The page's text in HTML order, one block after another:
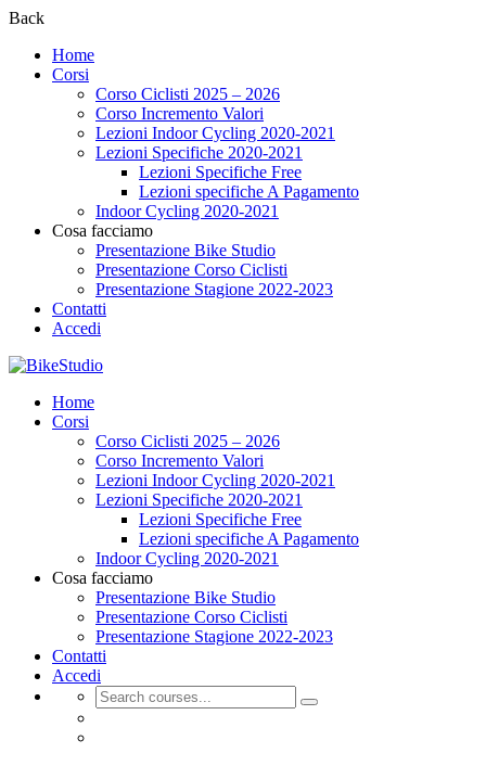
Back
Home
Corsi
Corso Ciclisti 2025 – 2026
Corso Incremento Valori
Lezioni Indoor Cycling 2020-2021
Lezioni Specifiche 2020-2021
Lezioni Specifiche Free
Lezioni specifiche A Pagamento
Indoor Cycling 2020-2021
Cosa facciamo
Presentazione Bike Studio
Presentazione Corso Ciclisti
Presentazione Stagione 2022-2023
Contatti
Accedi
Home
Corsi
Corso Ciclisti 2025 – 2026
Corso Incremento Valori
Lezioni Indoor Cycling 2020-2021
Lezioni Specifiche 2020-2021
Lezioni Specifiche Free
Lezioni specifiche A Pagamento
Indoor Cycling 2020-2021
Cosa facciamo
Presentazione Bike Studio
Presentazione Corso Ciclisti
Presentazione Stagione 2022-2023
Contatti
Accedi